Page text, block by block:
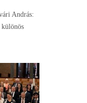
András: